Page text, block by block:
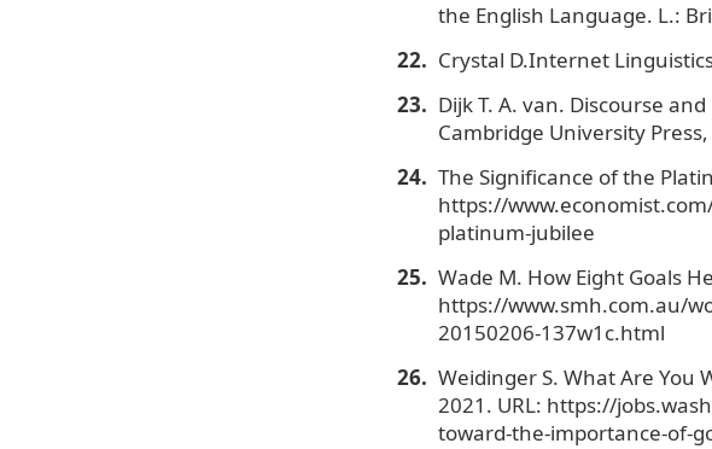
the English Language. L.:
Crystal D.Internet
Dijk T. A. van. Discourse
Cambridge University
The Significance of the
https://
platinum-jubilee
Wade M. How Eight Goals
https://www.smh.com.au/
20150206-137w1c.html
Weidinger S. What Are You
2021. URL: https://
toward-the-importance-of-